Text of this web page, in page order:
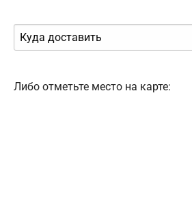
Либо отметьте место на карте: